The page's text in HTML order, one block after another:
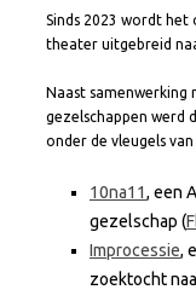
Sinds 2023 wordt het
theater uitgebreid
Naast samenwerking
gezelschappen werd
onder de vleugels
10na11, een
gezelschap (
Improcessie,
zoektocht